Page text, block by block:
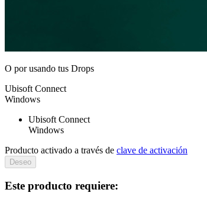
O porusando tus Drops
Ubisoft Connect
Windows
Ubisoft Connect
Windows
Producto activado a través de clave de activación
Deseo
Este producto requiere: